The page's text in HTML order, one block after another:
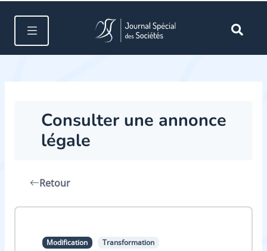
Consulter une annonce
légale
Retour
Modification Transformation